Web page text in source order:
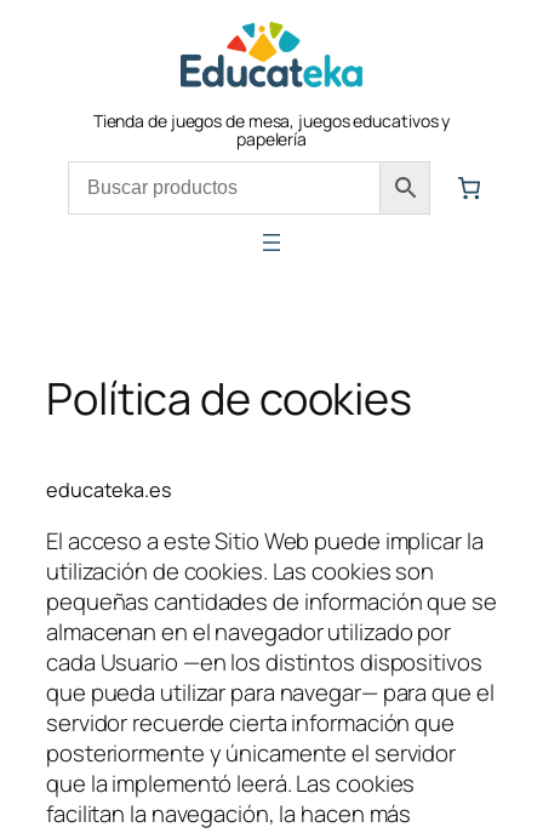
Tienda de juegos de mesa, juegos educativos y
papelería
Política de cookies
educateka.es
El acceso a este Sitio Web puede implicar la
utilización de cookies. Las cookies son
pequeñas cantidades de información que se
almacenan en el navegador utilizado por
cada Usuario —en los distintos dispositivos
que pueda utilizar para navegar— para que el
servidor recuerde cierta información que
posteriormente y únicamente el servidor
que la implementó leerá. Las cookies
facilitan la navegación, la hacen más